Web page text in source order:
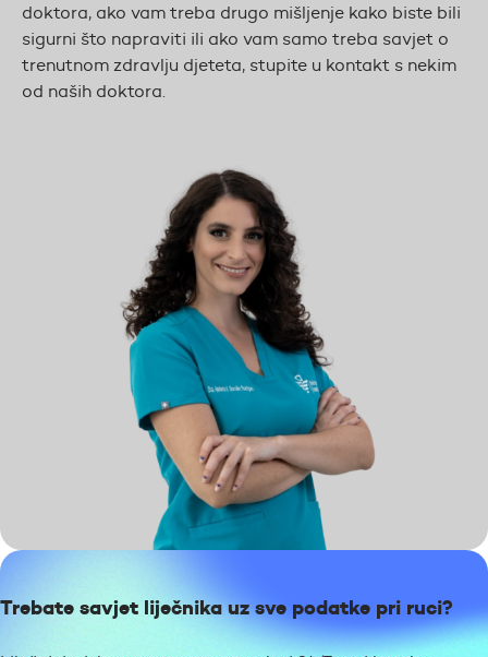
doktora, ako vam treba drugo mišljenje kako biste bili
sigurni što napraviti ili ako vam samo treba savjet o
trenutnom zdravlju djeteta, stupite u kontakt s nekim
od naših doktora.
Trebate savjet liječnika uz sve podatke pri ruci?